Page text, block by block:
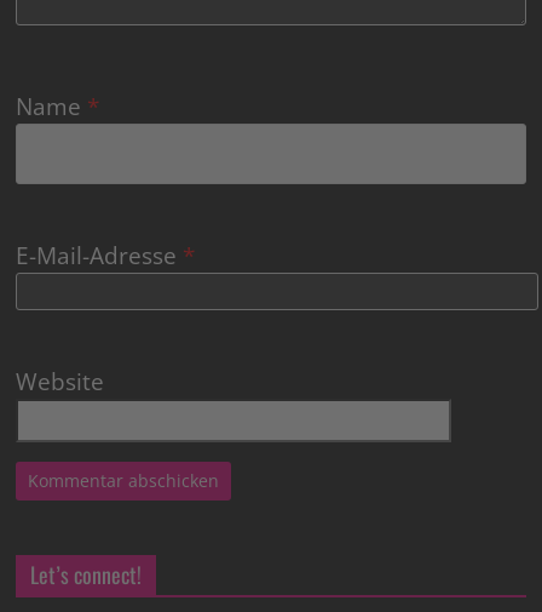
Name *
E-Mail-Adresse *
Website
Let’s connect!